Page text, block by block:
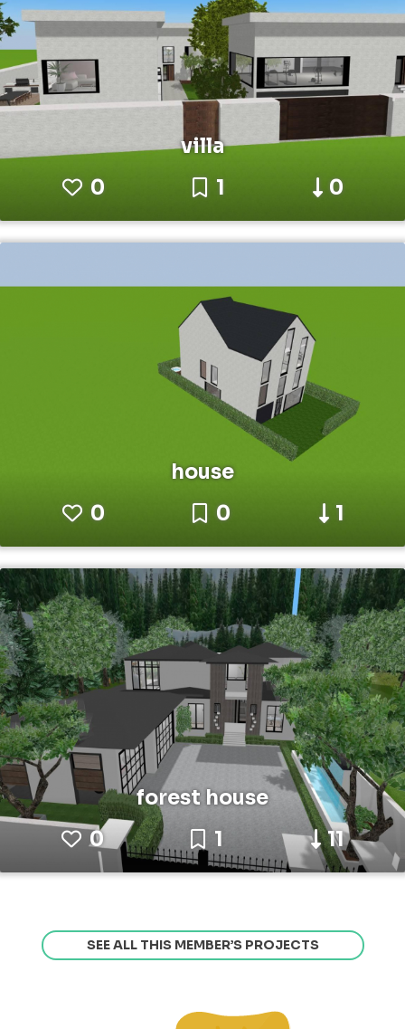
villa
0
1 0
house
0
0 1
forest house
0
1 11
SEE ALL THIS MEMBER’S PROJECTS